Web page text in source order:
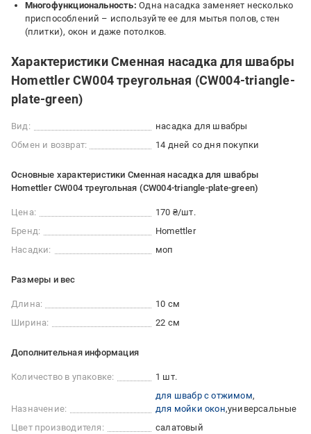
Многофункциональность: Одна насадка заменяет несколько
приспособлений – используйте ее для мытья полов, стен
(плитки), окон и даже потолков.
Характеристики Сменная насадка для швабры
Homettler CW004 треугольная (CW004-triangle-
plate-green)
Вид:
насадка для швабры
Обмен и возврат:
14 дней со дня покупки
Основные характеристики Сменная насадка для швабры
Homettler CW004 треугольная (CW004-triangle-plate-green)
Цена:
170 ₴/шт.
Бренд:
Homettler
Насадки:
моп
Размеры и вес
Длина:
10 см
Ширина:
22 см
Дополнительная информация
Количество в упаковке: 1 шт.
Назначение:
для швабр с отжимом
для мойки окон универсальные
Цвет производителя:
салатовый